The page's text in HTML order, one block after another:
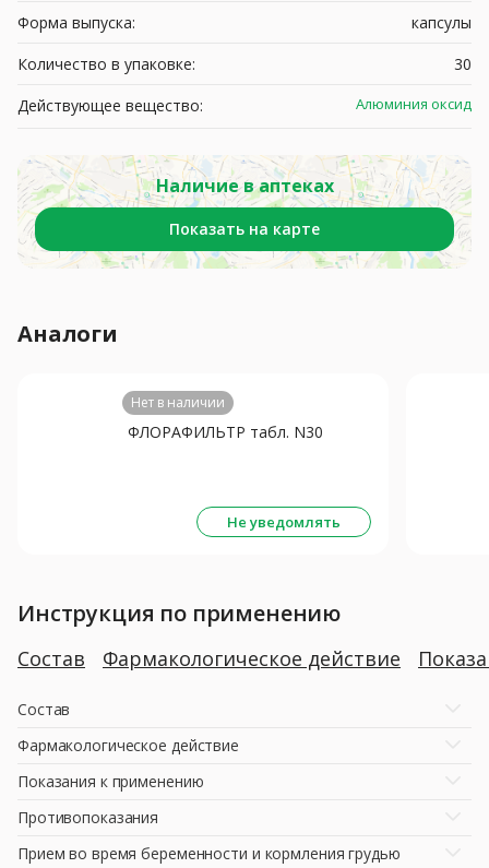
Форма выпуска:
капсулы
Количество в упаковке:
30
Действующее вещество:
Алюминия оксид
Наличие в аптеках
Показать на карте
Аналоги
Нет в наличии
ФЛОРАФИЛЬТР табл. N30
Не уведомлять
Инструкция по применению
Состав Фармакологическое действие
Состав
Фармакологическое действие
Показания к применению
Противопоказания
Прием во время беременности и кормления грудью